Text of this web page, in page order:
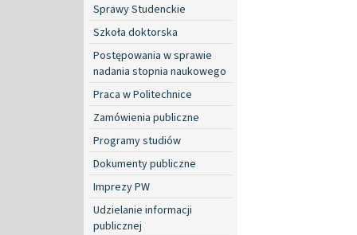
Sprawy Studenckie
Szkoła doktorska
Postępowania w sprawie
nadania stopnia naukowego
Praca w Politechnice
Zamówienia publiczne
Programy studiów
Dokumenty publiczne
Imprezy PW
Udzielanie informacji
publicznej